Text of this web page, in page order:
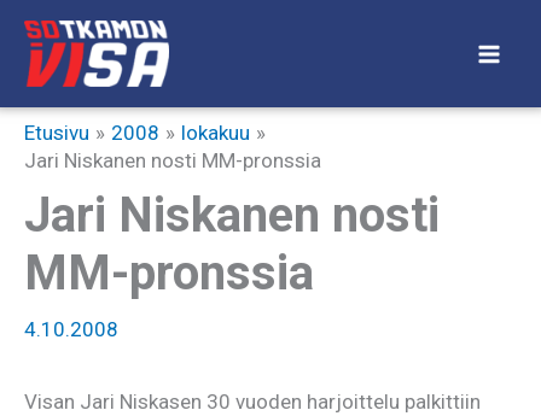
Siirry
sisältöön
Etusivu 2008
lokakuu
Jari Niskanen nosti MM-pronssia
Jari Niskanen nosti
MM-pronssia
4.10.2008
Visan Jari Niskasen 30 vuoden harjoittelu palkittiin